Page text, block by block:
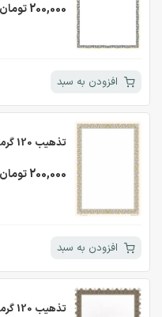
200,000 تومان
افزودن به سبد
تذهیب 120 گرمی A4 کد 2097
200,000 تومان
افزودن به سبد
تذهیب 120 گرمی A4 کد 2096